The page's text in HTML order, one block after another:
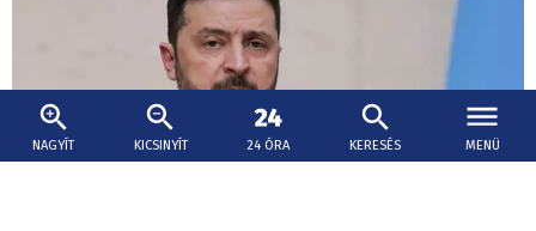
NAGYÍT KICSINYÍT 24 ÓRA KERESÉS MENÜ